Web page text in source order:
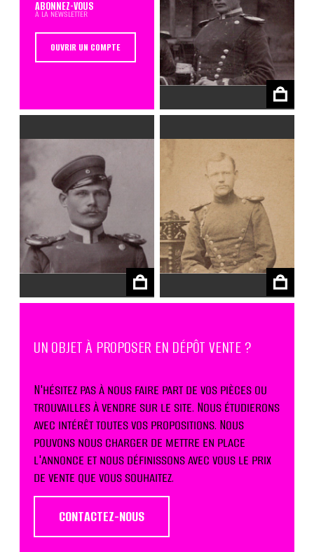
ABONNEZ-VOUS
à la newsletter
OUVRIR UN COMPTE
€
€ €
UN OBJET À PROPOSER EN DÉPÔT VENTE ?
N'hésitez pas à nous faire part de vos pièces ou
trouvailles à vendre sur le site. Nous étudierons
avec intérêt toutes vos propositions. Nous
pouvons nous charger de mettre en place
l'annonce et nous définissons avec vous le prix
de vente que vous souhaitez.
CONTACTEZ-NOUS